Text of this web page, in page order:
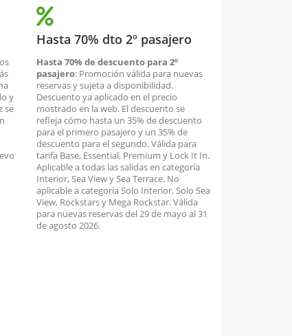
y
se
Hasta 70% dto 2º pasajero
Hasta 70% de descuento para 2º
pasajero: Promoción válida para nuevas
reservas y sujeta a disponibilidad.
Descuento ya aplicado en el precio
mostrado en la web. El descuento se
refleja cómo hasta un 35% de descuento
para el primero pasajero y un 35% de
descuento para el segundo. Válida para
tarifa Base, Essential, Premium y Lock It In.
Aplicable a todas las salidas en categoría
Interior, Sea View y Sea Terrace. No
aplicable a categoría Solo Interior, Solo Sea
View, Rockstars y Mega Rockstar. Válida
para nuevas reservas del 29 de mayo al 31
de agosto 2026.